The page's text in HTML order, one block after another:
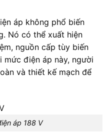
áp không phổ biến
Nó có thể xuất hiện
nguồn cấp tùy biến
mức điện áp này, người
và thiết kế mạch để
áp 188 V